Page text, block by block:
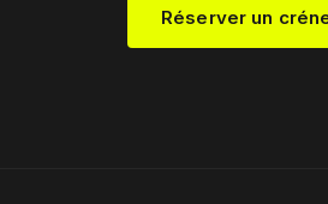
Réserver un